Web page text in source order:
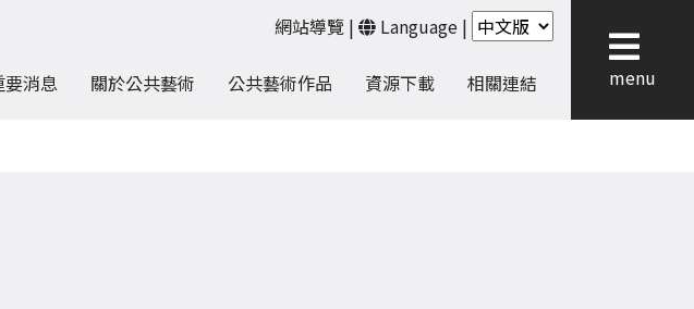
網站導覽 | Language |
要消息 關於公共藝術 公共藝術作品 資源下載 相關連結 menu